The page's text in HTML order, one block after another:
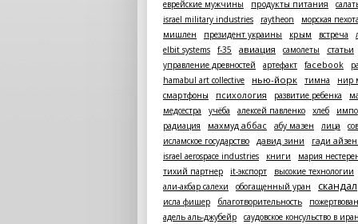
еврейские мужчины
продукты питания
israel military industries
raytheon морская
мишлен
президент украины крым встреча
elbit systems
f-35 авиация самолеты статьи
управление древностей
артефакт facebook
hamabul art collective
нью-йорк тимна нир
смартфоны
психология развитие ребенка
медсестра
учёба алексей павленко хлеб
радиация
махмуд аббас абу мазен лица
исламское государство
давид зини гади
israel aerospace industries книги мария
тихий партнер
it-экспорт высокие технологии
али-акбар салехи
обогащенный уран скандал
исла фишер
благотворительность
адель аль-джубейр саудовское консульство в